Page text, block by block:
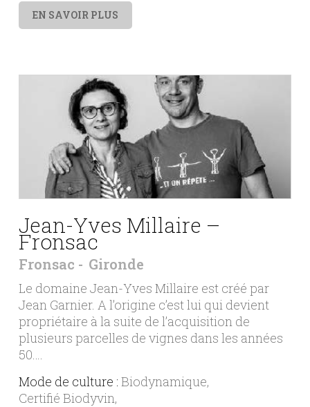
EN SAVOIR PLUS
Jean-Yves Millaire –
Fronsac
Fronsac Gironde
Le domaine Jean-Yves Millaire est créé par
Jean Garnier. A l’origine c’est lui qui devient
propriétaire à la suite de l’acquisition de
plusieurs parcelles de vignes dans les années
50….
Mode de culture : Biodynamique
Certifié Biodyvin